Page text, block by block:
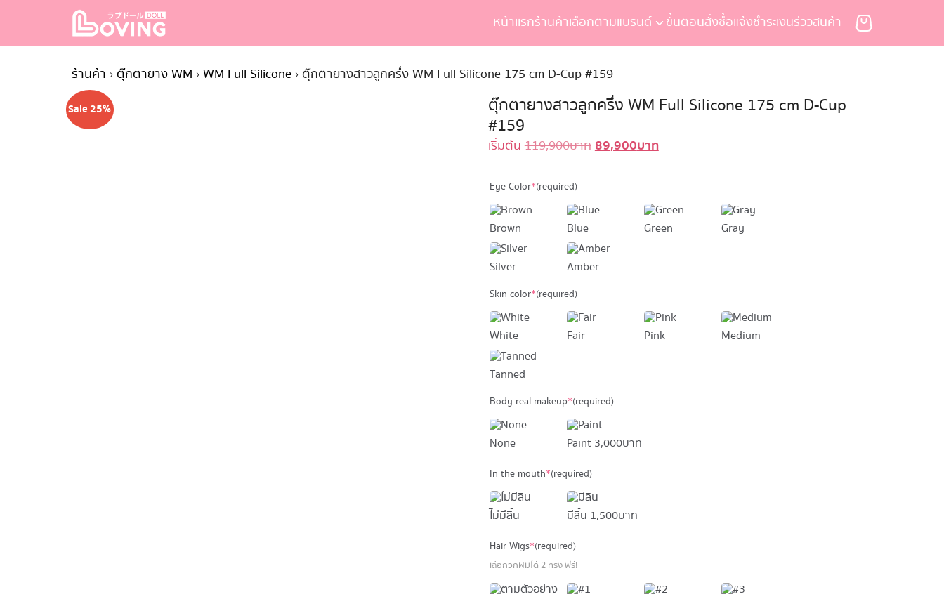
content
หน้าเเรกร้านค้าเลือกตามแบรนด์ ขั้นตอนสั่งซื้อแจ้งชำระเงินรีวิวสินค้า
for:
ร้านค้า › ตุ๊กตายาง WM › WM Full Silicone › ตุ๊กตายางสาวลูกครึ่ง WM Full Silicone 175 cm D-Cup #159
Sale 25%
ตุ๊กตายางสาวลูกครึ่ง WM Full Silicone 175 cm D-Cup
#159
เริ่มต้น 119,900บาท Original
119,900 บาท.
89,900บาทCurrent
89,900 บาท.
Eye Color*(required)
Brown Blue Green Gray
Silver Amber
Skin color*(required)
White Fair Pink Medium
Tanned
Body real makeup*(required)
None Paint3,000 บาท
In the mouth*(required)
ไม่มีลิ้น มีลิ้น 1,500 บาท
Hair Wigs*(required)
เลือกวิกผมได้ 2 ทรง ฟรี!